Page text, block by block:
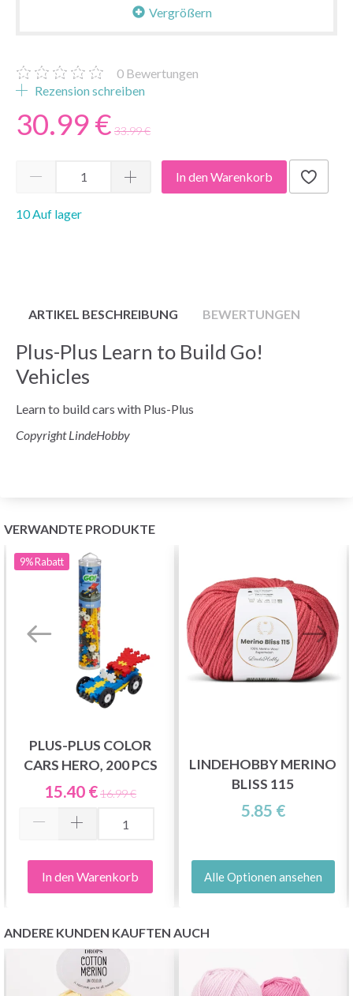
Vergrößern
0 Bewertungen
Rezension schreiben
30.99 € 33.99 €
In den Warenkorb
10 Auf lager
ARTIKEL BESCHREIBUNG BEWERTUNGEN
Plus-Plus Learn to Build Go!
Vehicles
Learn to build cars with Plus-Plus
Copyright LindeHobby
VERWANDTE PRODUKTE
9%Rabatt
PLUS-PLUS COLOR
CARS HERO, 200 PCS
15.40 €16.99 €
In den Warenkorb
LINDEHOBBY MERINO
BLISS 115
5.85 €
Alle Optionen ansehen
ANDERE KUNDEN KAUFTEN AUCH